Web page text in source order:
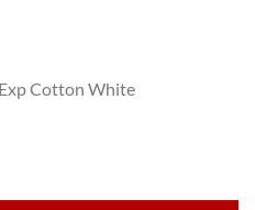
Cotton White